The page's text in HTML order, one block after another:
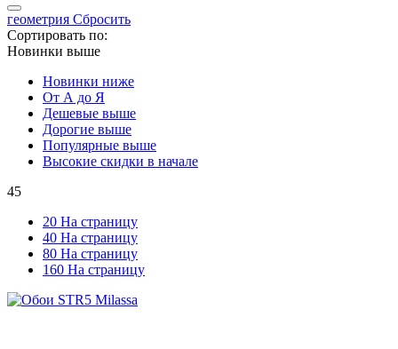
геометрия Сбросить
Сортировать по:
Новинки выше
Новинки ниже
От А до Я
Дешевые выше
Дорогие выше
Популярные выше
Высокие скидки в начале
45
20 На страницу
40 На страницу
80 На страницу
160 На страницу